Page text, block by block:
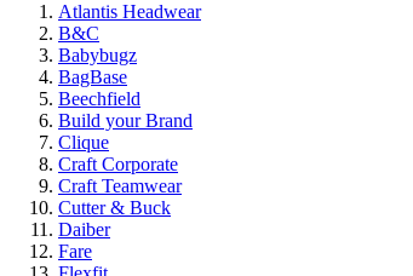
Atlantis Headwear
B&C
Babybugz
BagBase
Beechfield
Build your Brand
Clique
Craft Corporate
Craft Teamwear
Cutter & Buck
Daiber
Fare